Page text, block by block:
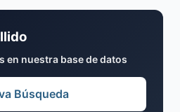
en nuestra base de datos
Búsqueda